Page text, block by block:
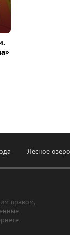
Лесное озеро
правом,